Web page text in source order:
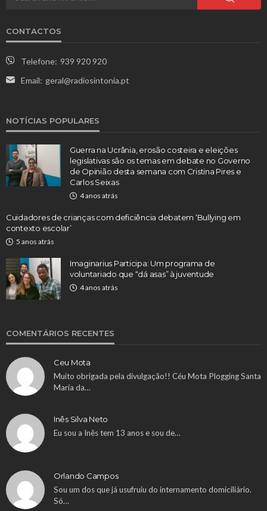
CONTACTOS
Telefone: 939 920 920
Email: geral@radiosintonia.pt
NOTÍCIAS POPULARES
Guerra na Ucrânia, erosão costeira e eleições
legislativas são os temas em debate no Governo
de Opinião desta semana com Cristina Pires e
Carlos Seixas
4 anos atrás
Cuidadores de crianças com deficiência debatem ‘Bullying em
contexto escolar’
5 anos atrás
Imaginarius Participa: Um programa de
voluntariado que “dá asas” à juventude
4 anos atrás
COMENTÁRIOS RECENTES
Ceu Mota
Muito obrigada pela divulgação!! Céu Mota Plogging Santa
Maria da…
Inês Silva Neto
Eu sou a Inês tem 13 anos e sou de…
Orlando Campos
Sou um dos que já usufruiu do internamento domiciliário.
Só…